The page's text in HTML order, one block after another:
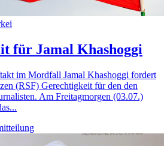
für Jamal Khashoggi
im Mordfall Jamal Khashoggi fordert
(RSF) Gerechtigkeit für den den
Am Freitagmorgen (03.07.)